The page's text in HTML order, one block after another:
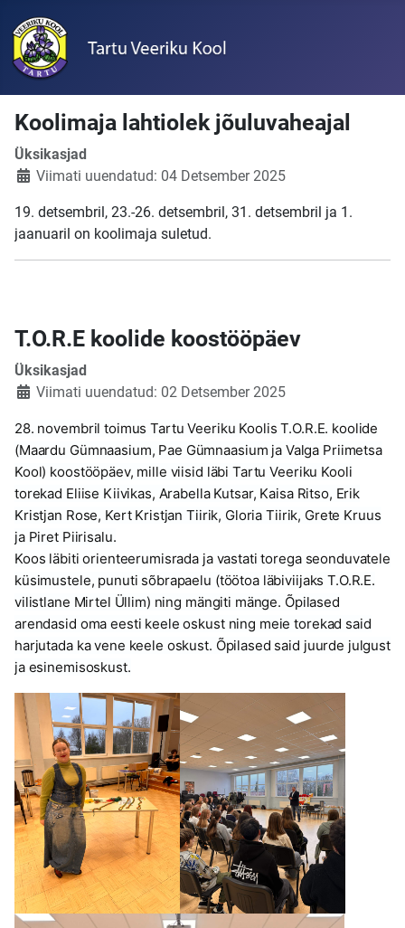
Koolimaja lahtiolek jõuluvaheajal
Üksikasjad
Viimati uuendatud: 04 Detsember 2025
19. detsembril, 23.-26. detsembril, 31. detsembril ja 1.
jaanuaril on koolimaja suletud.
T.O.R.E koolide koostööpäev
Üksikasjad
Viimati uuendatud: 02 Detsember 2025
28. novembril toimus Tartu Veeriku Koolis T.O.R.E. koolide
(Maardu Gümnaasium, Pae Gümnaasium ja Valga Priimetsa
Kool) koostööpäev, mille viisid läbi Tartu Veeriku Kooli
torekad Eliise Kiivikas, Arabella Kutsar, Kaisa Ritso, Erik
Kristjan Rose, Kert Kristjan Tiirik, Gloria Tiirik, Grete Kruus
ja Piret Piirisalu.
Koos läbiti orienteerumisrada ja vastati torega seonduvatele
küsimustele, punuti sõbrapaelu (töötoa läbiviijaks T.O.R.E.
vilistlane Mirtel Üllim) ning mängiti mänge. Õpilased
arendasid oma eesti keele oskust ning meie torekad said
harjutada ka vene keele oskust. Õpilased said juurde julgust
ja esinemisoskust.